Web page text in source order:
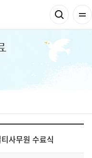
사무원 수료식